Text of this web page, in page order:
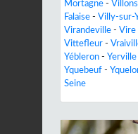
Mortagne -
Falaise - Villy-sur-
Virandeville - Vire
Vittefleur -
Yébleron - Yerville
Yquebeuf -
Seine